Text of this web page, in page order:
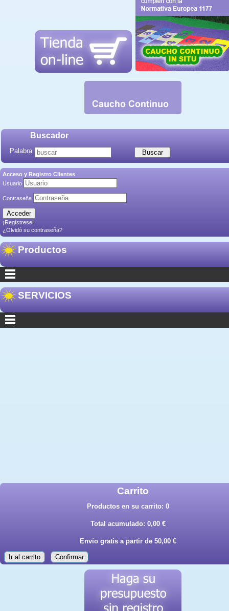
Buscador
Palabra
Acceso y Registro Clientes
Usuario
Contraseña
¡Regístrese!
¿Olvidó su contraseña?
Productos
SERVICIOS
Carrito
Productos en su carrito: 0
Total acumulado: 0,00 €
Envío gratis a partir de 50,00 €
Ir al carrito Confirmar